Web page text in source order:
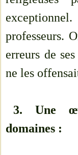
professeurs.
erreurs de
ne les
3. Une
domaines :